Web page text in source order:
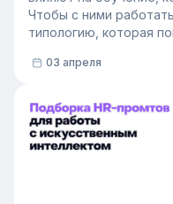
Чтобы с ними
типологию, которая
это тестирование
пользу он даёт в
03 апреля